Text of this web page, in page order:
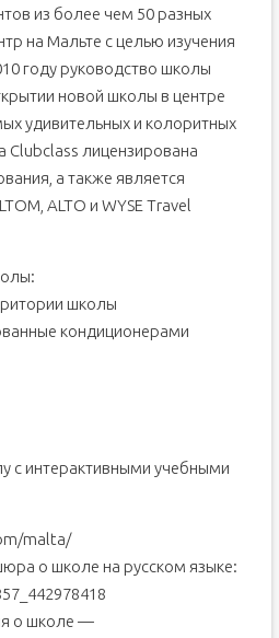
из более чем 50 разных
на Мальте с целью изучения
году руководство школы
новой школы в центре
удивительных и колоритных
лицензирована
а также является
ALTO и WYSE Travel
школы
кондиционерами
с интерактивными учебными
malta/
о школе на русском языке:
о школе —